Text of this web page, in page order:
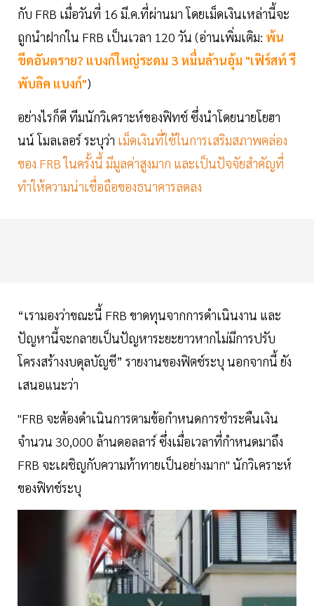
กับ FRB เมื่อวันที่ 16 มี.ค.ที่ผ่านมา โดยเม็ดเงินเหล่านี้จะ
ถูกนำฝากใน FRB เป็นเวลา 120 วัน (อ่านเพิ่มเติม: พ้น
ขีดอันตราย? แบงก์ใหญ่ระดม 3 หมื่นล้านอุ้ม "เฟิร์สท์ รี
พับลิค แบงก์")
อย่างไรก็ดี ทีมนักวิเคราะห์ของฟิทช์ ซึ่งนำโดยนายโยฮา
นน์ โมลเลอร์ ระบุว่า เม็ดเงินที่ใช้ในการเสริมสภาพคล่อง
ของ FRB ในครั้งนี้ มีมูลค่าสูงมาก และเป็นปัจจัยสำคัญที่
ทำให้ความน่าเชื่อถือของธนาคารลดลง
“เรามองว่าขณะนี้ FRB ขาดทุนจากการดำเนินงาน และ
ปัญหานี้จะกลายเป็นปัญหาระยะยาวหากไม่มีการปรับ
โครงสร้างงบดุลบัญชี” รายงานของฟิตช์ระบุ นอกจากนี้ ยัง
เสนอแนะว่า
"FRB จะต้องดำเนินการตามข้อกำหนดการชำระคืนเงิน
จำนวน 30,000 ล้านดอลลาร์ ซึ่งเมื่อเวลาที่กำหนดมาถึง
FRB จะเผชิญกับความท้าทายเป็นอย่างมาก" นักวิเคราะห์
ของฟิทช์ระบุ